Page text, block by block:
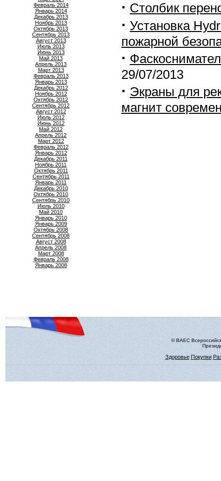
Февраль 2014
Январь 2014
Декабрь 2013
Ноябрь 2013
Октябрь 2013
Сентябрь 2013
Август 2013
Июль 2013
Июнь 2013
Май 2013
Апрель 2013
Март 2013
Февраль 2013
Январь 2013
Декабрь 2012
Ноябрь 2012
Октябрь 2012
Сентябрь 2012
Август 2012
Июль 2012
Июнь 2012
Май 2012
Апрель 2012
Март 2012
Февраль 2012
Январь 2012
Декабрь 2011
Ноябрь 2011
Октябрь 2011
Сентябрь 2011
Январь 2011
Декабрь 2010
Октябрь 2010
Сентябрь 2010
Июль 2010
Май 2010
Январь 2010
Январь 2009
Октябрь 2008
Сентябрь 2008
Август 2008
Апрель 2008
Март 2008
Февраль 2008
Январь 2008
· Столбик
· Установка
пожарной
·
29/07/2013
· Экраны для
магнит
© ВАЕС
Здоровье Покупки